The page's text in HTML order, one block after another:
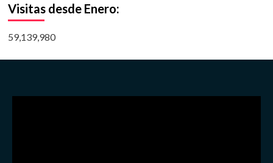
Visitas desde Enero:
59,139,980